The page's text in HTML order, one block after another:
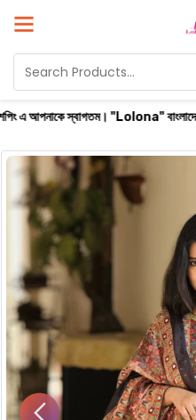
"Lolona" বাংলাদেশের সবচেয়ে